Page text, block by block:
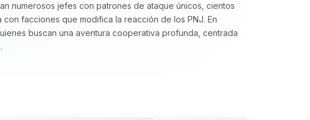
numerosos jefes con patrones de ataque únicos, cientos
facciones que modifica la reacción de los PNJ. En
buscan una aventura cooperativa profunda, centrada